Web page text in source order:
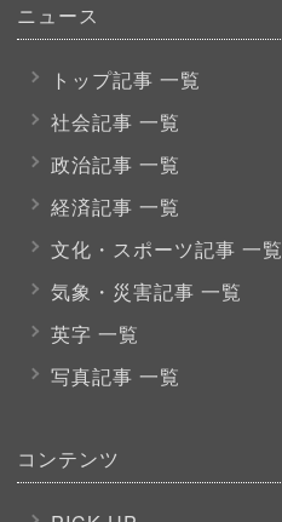
ニュース
トップ記事 一覧
社会記事 一覧
政治記事 一覧
経済記事 一覧
文化・スポーツ記事 一覧
気象・災害記事 一覧
英字 一覧
写真記事 一覧
コンテンツ